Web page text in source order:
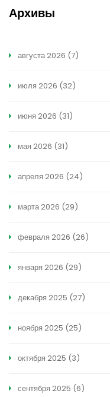
Архивы
августа 2026 (7)
июля 2026 (32)
июня 2026 (31)
мая 2026 (31)
апреля 2026 (24)
марта 2026 (29)
февраля 2026 (26)
января 2026 (29)
декабря 2025 (27)
ноября 2025 (25)
октября 2025 (3)
сентября 2025 (6)